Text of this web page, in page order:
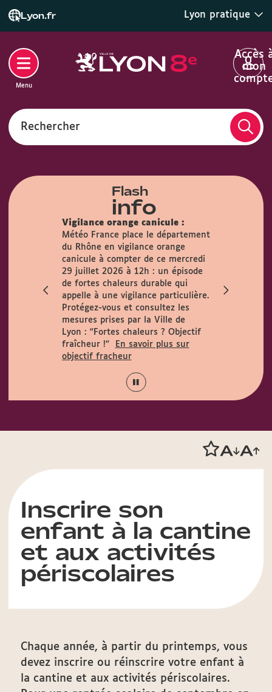
Lyon.fr Lyon pratique
Rechercher
Accès
mon
Menu
Flash
info
Vigilance orange canicule :
Météo France place le département
du Rhône en vigilance orange
canicule à compter de ce mercredi
29 juillet 2026 à 12h : un épisode
de fortes chaleurs durable qui
appelle à une vigilance particulière.
Protégez-vous et consultez les
mesures prises par la Ville de
Lyon : "Fortes chaleurs ? Objectif
fraîcheur !"
En savoir plus sur
objectif fracheur
Inscrire son
enfant à la cantine
et aux activités
périscolaires
Chaque année, à partir du printemps, vous
devez inscrire ou réinscrire votre enfant à
la cantine et aux activités périscolaires.